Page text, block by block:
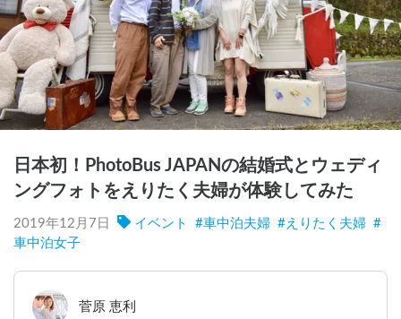
日本初！PhotoBus JAPANの結婚式とウェディ
ングフォトをえりたく夫婦が体験してみた
2019年12月7日 イベント #車中泊夫婦 #えりたく夫婦 #
車中泊女子
菅原 恵利